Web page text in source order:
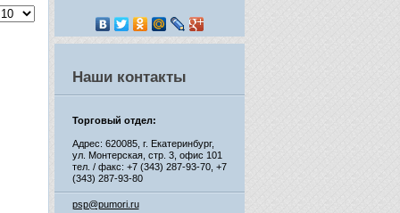
Наши контакты
Торговый отдел:
Адрес: 620085, г. Екатеринбург,
ул. Монтерская, стр. 3, офис 101
тел. / факс: +7 (343) 287-93-70, +7
(343) 287-93-80
psp@pumori.ru